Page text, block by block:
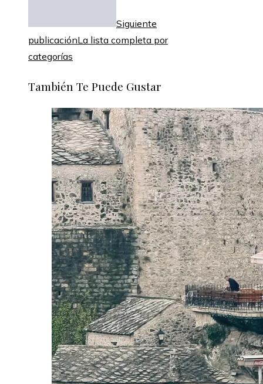
Siguiente
publicaciónLa lista completa por
categorías
También Te Puede Gustar